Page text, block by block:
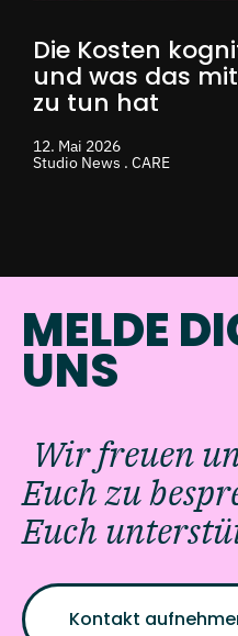
Die Kosten
und was das
zu tun hat
12. Mai 2026
Studio News . CARE
MELDE
UNS
Wir freuen
Euch zu
Euch
Kontakt